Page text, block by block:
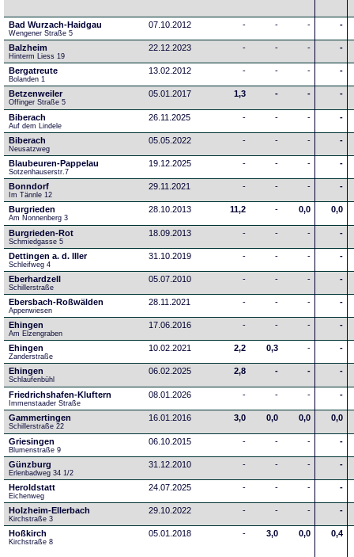
Bad Wurzach-Haidgau
Wengener Straße 5
07.10.2012 - - - -
Balzheim
Hinterm Liess 19
22.12.2023 - - - -
Bergatreute
Bolanden 1
13.02.2012 - - - -
Betzenweiler
Offinger Straße 5
05.01.2017 1,3 - - -
Biberach
Auf dem Lindele
26.11.2025 - - - -
Biberach
Neusatzweg
05.05.2022 - - - -
Blaubeuren-Pappelau
Sotzenhauserstr.7
19.12.2025 - - - -
Bonndorf
Im Tännle 12
29.11.2021 - - - -
Burgrieden
Am Nonnenberg 3
28.10.2013 11,2 - 0,0 0,0
Burgrieden-Rot
Schmiedgasse 5
18.09.2013 - - - -
Dettingen a. d. Iller
Schleifweg 4
31.10.2019 - - - -
Eberhardzell
Schillerstraße
05.07.2010 - - - -
Ebersbach-Roßwälden
Appenwiesen
28.11.2021 - - - -
Ehingen
Am Elzengraben
17.06.2016 - - - -
Ehingen
Zanderstraße
10.02.2021 2,2 0,3 - -
Ehingen
Schlaufenbühl
06.02.2025 2,8 - - -
Friedrichshafen-Kluftern
Immenstaader Straße
08.01.2026 - - - -
Gammertingen
Schillerstraße 22
16.01.2016 3,0 0,0 0,0 0,0
Griesingen
Blumenstraße 9
06.10.2015 - - - -
Günzburg
Erlenbadweg 34 1/2
31.12.2010 - - - -
Heroldstatt
Eichenweg
24.07.2025 - - - -
Holzheim-Ellerbach
Kirchstraße 3
29.10.2022 - - - -
Hoßkirch
Kirchstraße 8
05.01.2018 - 3,0 0,0 0,4